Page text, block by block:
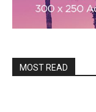
MOST READ